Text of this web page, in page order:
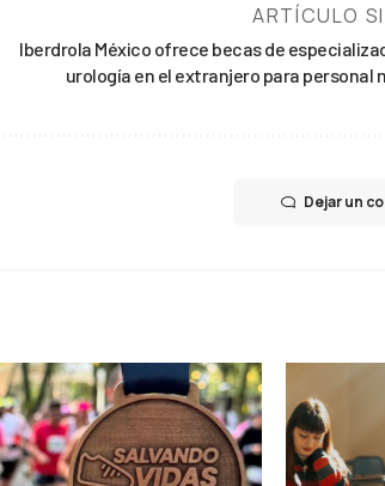
ARTÍCULO
Iberdrola México ofrece becas de
urología en el extranjero para personal
Dejar un